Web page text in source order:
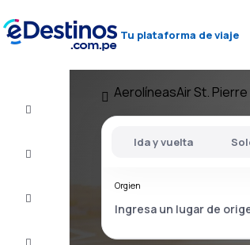
Tu plataforma de viaje
AerolíneasAir St. Pierre
Ida y vuelta
Orgien